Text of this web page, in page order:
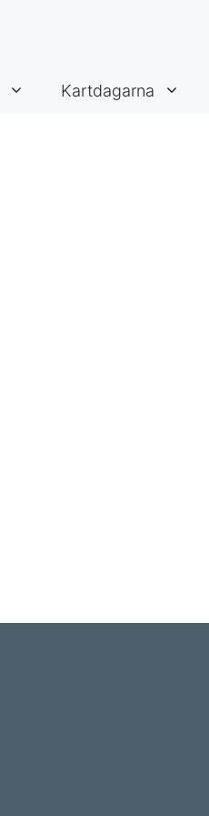
Kartdagarna